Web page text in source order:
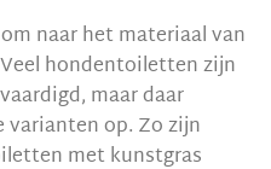
naar het materiaal van
hondentoiletten zijn
maar daar
varianten op. Zo zijn
met kunstgras